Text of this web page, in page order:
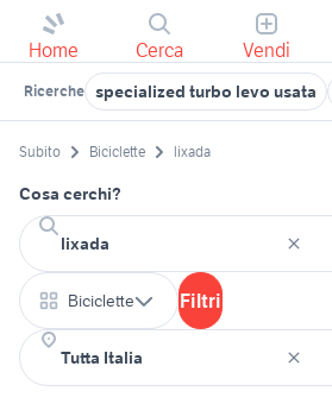
Home Cerca Vendi
Ricerche specialized turbo levo usata
Subito Biciclette lixada
Cosa cerchi?
Biciclette Filtri